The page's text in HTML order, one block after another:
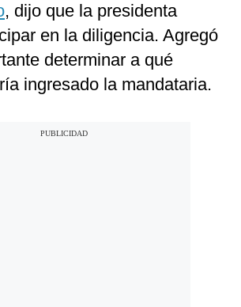
, dijo que la presidenta
en la diligencia. Agregó
determinar a qué
ingresado la mandataria.